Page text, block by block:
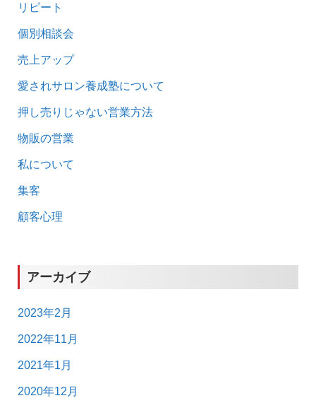
リピート
個別相談会
売上アップ
愛されサロン養成塾について
押し売りじゃない営業方法
物販の営業
私について
集客
顧客心理
アーカイブ
2023年2月
2022年11月
2021年1月
2020年12月